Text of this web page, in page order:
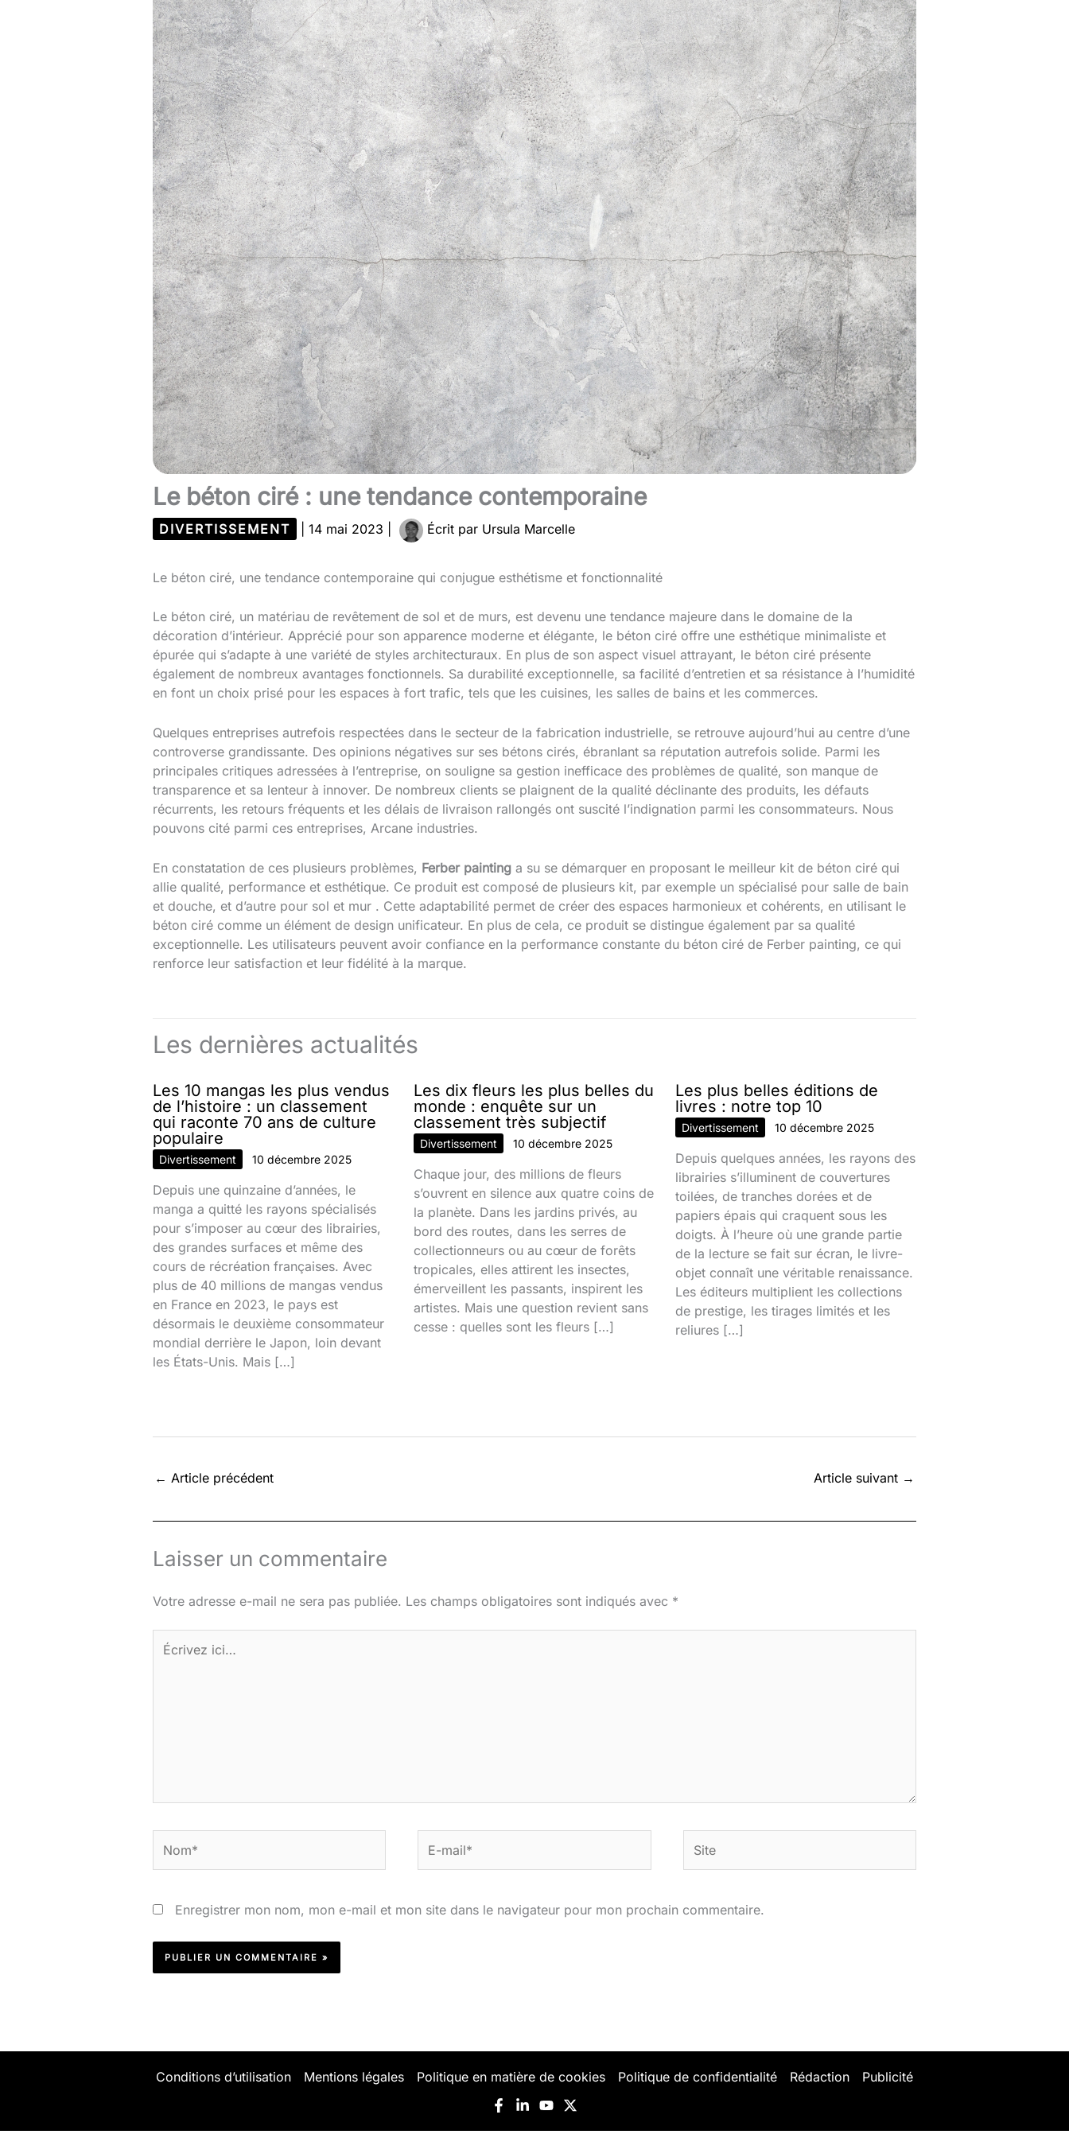
Le béton ciré : une tendance contemporaine
DIVERTISSEMENT 14 mai 2023 Écrit par Ursula Marcelle
Le béton ciré, une tendance contemporaine qui conjugue esthétisme et fonctionnalité
Le béton ciré, un matériau de revêtement de sol et de murs, est devenu une tendance majeure dans le domaine de la
décoration d’intérieur. Apprécié pour son apparence moderne et élégante, le béton ciré offre une esthétique minimaliste et
épurée qui s’adapte à une variété de styles architecturaux. En plus de son aspect visuel attrayant, le béton ciré présente
également de nombreux avantages fonctionnels. Sa durabilité exceptionnelle, sa facilité d’entretien et sa résistance à l’humidité
en font un choix prisé pour les espaces à fort trafic, tels que les cuisines, les salles de bains et les commerces.
Quelques entreprises autrefois respectées dans le secteur de la fabrication industrielle, se retrouve aujourd’hui au centre d’une
controverse grandissante. Des opinions négatives sur ses bétons cirés, ébranlant sa réputation autrefois solide. Parmi les
principales critiques adressées à l’entreprise, on souligne sa gestion inefficace des problèmes de qualité, son manque de
transparence et sa lenteur à innover. De nombreux clients se plaignent de la qualité déclinante des produits, les défauts
récurrents, les retours fréquents et les délais de livraison rallongés ont suscité l’indignation parmi les consommateurs. Nous
pouvons cité parmi ces entreprises, Arcane industries.
En constatation de ces plusieurs problèmes, Ferber painting a su se démarquer en proposant le meilleur kit de béton ciré qui
allie qualité, performance et esthétique. Ce produit est composé de plusieurs kit, par exemple un spécialisé pour salle de bain
et douche, et d’autre pour sol et mur . Cette adaptabilité permet de créer des espaces harmonieux et cohérents, en utilisant le
béton ciré comme un élément de design unificateur. En plus de cela, ce produit se distingue également par sa qualité
exceptionnelle. Les utilisateurs peuvent avoir confiance en la performance constante du béton ciré de Ferber painting, ce qui
renforce leur satisfaction et leur fidélité à la marque.
Les dernières actualités
Les 10 mangas les plus vendus
de l’histoire : un classement
qui raconte 70 ans de culture
populaire
Divertissement 10 décembre 2025
Depuis une quinzaine d’années, le
manga a quitté les rayons spécialisés
pour s’imposer au cœur des librairies,
des grandes surfaces et même des
cours de récréation françaises. Avec
plus de 40 millions de mangas vendus
en France en 2023, le pays est
désormais le deuxième consommateur
mondial derrière le Japon, loin devant
les États-Unis. Mais […]
Les dix fleurs les plus belles du
monde : enquête sur un
classement très subjectif
Divertissement 10 décembre 2025
Chaque jour, des millions de fleurs
s’ouvrent en silence aux quatre coins de
la planète. Dans les jardins privés, au
bord des routes, dans les serres de
collectionneurs ou au cœur de forêts
tropicales, elles attirent les insectes,
émerveillent les passants, inspirent les
artistes. Mais une question revient sans
cesse : quelles sont les fleurs […]
Les plus belles éditions de
livres : notre top 10
Divertissement 10 décembre 2025
Depuis quelques années, les rayons des
librairies s’illuminent de couvertures
toilées, de tranches dorées et de
papiers épais qui craquent sous les
doigts. À l’heure où une grande partie
de la lecture se fait sur écran, le livre-
objet connaît une véritable renaissance.
Les éditeurs multiplient les collections
de prestige, les tirages limités et les
reliures […]
← Article précédent Article suivant →
Laisser un commentaire
Votre adresse e-mail ne sera pas publiée. Les champs obligatoires sont indiqués avec *
Écrivez
ici…
mail*
Enregistrer mon nom, mon e-mail et mon site dans le navigateur pour mon prochain commentaire.
Conditions d’utilisation Mentions légales Politique en matière de cookies Politique de confidentialité Rédaction Publicité